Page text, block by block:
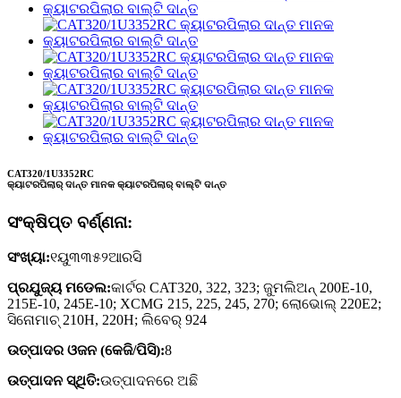
CAT320/1U3352RC
କ୍ୟାଟରପିଲାର୍ ଦାନ୍ତ ମାନକ କ୍ୟାଟରପିଲାର୍ ବାଲ୍ଟି ଦାନ୍ତ
ସଂକ୍ଷିପ୍ତ ବର୍ଣ୍ଣନା:
ସଂଖ୍ୟା:୧ୟୁ୩୩୫୨ଆରସି
ପ୍ରଯୁଜ୍ୟ ମଡେଲ:କାର୍ଟର CAT320, 322, 323; ଜୁମଲିଅନ୍ 200E-10,
215E-10, 245E-10; XCMG 215, 225, 245, 270; ଲୋଭୋଲ୍ 220E2;
ସିନୋମାଚ୍ 210H, 220H; ଲିବେର୍ 924
ଉତ୍ପାଦର ଓଜନ (କେଜି/ପିସି):8
ଉତ୍ପାଦନ ସ୍ଥିତି:ଉତ୍ପାଦନରେ ଅଛି